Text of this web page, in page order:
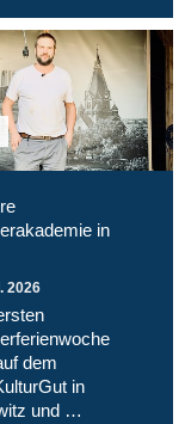
in
2026
dem
in
und …